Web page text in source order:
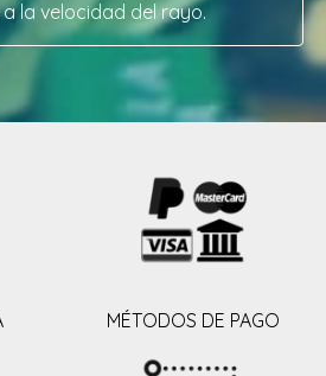
la velocidad del rayo.
MÉTODOS DE PAGO